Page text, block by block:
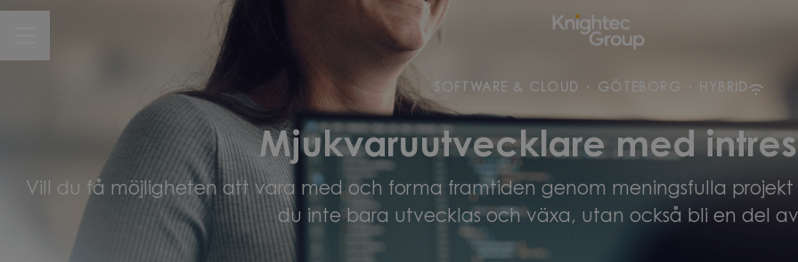
SOFTWARE & CLOUD · GÖTEBORG · HYBRID
Mjukvaruutvecklare med
Vill du få möjligheten att vara med och forma framtiden genom meningsfulla projekt
du inte bara utvecklas och växa, utan också bli en del